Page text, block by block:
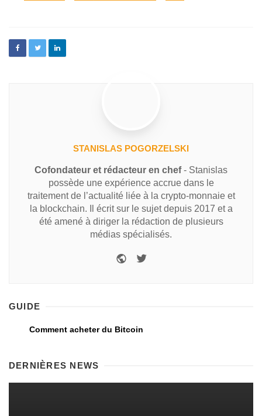
STANISLAS POGORZELSKI
Cofondateur et rédacteur en chef- Stanislas
possède une expérience accrue dans le
traitement de l’actualité liée à la crypto-monnaie et
la blockchain. Il écrit sur le sujet depuis 2017 et a
été amené à diriger la rédaction de plusieurs
médias spécialisés.
GUIDE
Comment acheter du Bitcoin
DERNIÈRES NEWS